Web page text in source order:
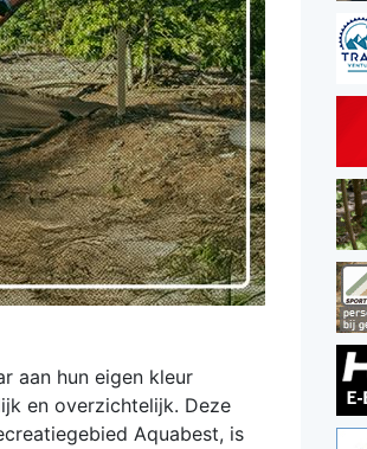
aan hun eigen kleur
en overzichtelijk. Deze
Aquabest, is